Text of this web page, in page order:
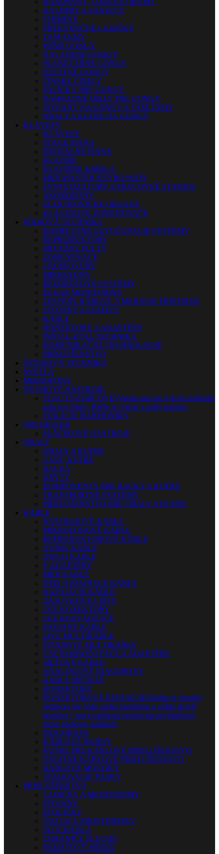
HANDPANY, TONGUE DRUMY
KALIMBY A SANSULY
CHIMESY
FREKVENČNÉ LADIČKY
TAM-TAMY
WIND GONGY
NALADENÉ GONGY
PLANETÁRNE GONGY
OSTATNÉ GONGY
ČÍNSKE ČINELY
PALIČKY PRE GONGY
NÁHRADNÉ DIELY PRE GONGY
STOJANY NA GONGY A TAM-TAMY
OBALY A KUFRE NA GONGY
KLÁVESY
KLÁVESY
STAGE PIÁNA
DIGITÁLNE PIÁNA
KLAVÍRE
KLAVÍRNE KRÍDLA
MIDI MASTER KEYBOARDY
SYNTETIZÁTORY A PRACOVNÉ STANICE
AKORDEÓNY
ELEKTRONICKÉ ORGANY
KLÁVESOVÉ ZOSILŇOVAČE
PÓDIOVÁ TECHNIKA
KOMPLETNÉ OZVUČOVACIE SYSTÉMY
REPRODUKTORY
MIXÁŽNE PULTY
ZOSILŇOVAČE
CROSSOVERY
MIKROFÓNY
BEZDRÔTOVÉ SYSTÉMY
IN-EAR MONITORING
TESTERY KÁBLOV A MERACIE PRÍSTROJE
STOJANY A STATÍVY
KÁBLE
KONEKTORY A ADAPTÉRY
INŠTALAČNÁ TECHNIKA
KOMUNIKAČNÉ TECHNOLÓGIE
PRÍSLUŠENSTVO
ŠTÚDIOVÁ TECHNIKA
SVETLÁ
MIKROFÓNY
DYCHOVÉ NÁSTROJE
FLAUTY-ZOBCOVÉVybrali sme pre Vás tie najlepšie
zobcové flauty. Ráčte si vybrať z našej ponuky.
FÚKACIE HARMONIKY
ORCHESTER
SLÁČIKOVÉ NÁSTROJE
OBALY
OBALY A KUFRE
CASE, KUFRE
RACKY
KRYTY
KOMPONENTY PRE RACKY A KUFRE
TRANSPORTNÉ SYSTÉMY
PRÍSLUŠENSTVO PRE OBALY A KUFRE
KÁBLE
NÁSTROJOVÉ KÁBLE
MIKROFÓNOVÉ KÁBLE
REPRODUKTOROVÉ KÁBLE
AUDIO KÁBLE
PATCH KÁBLE
Y ADAPTÉRY
MIDI KÁBLE
DMX A RIADIACE KÁBLE
NAPÁJACIE KÁBLE
ZÁSUVKOVÉ LIŠTY
CEE KONEKTORY
CEE ROZVÁDZAČE
OSTATNÉ KÁBLE
LIVE MULTIKÁBLE
ŠTÚDIOVÉ MULTIKÁBLE
CAT ROZBOČOVAČE A ADAPTÉRY
SIEŤOVÉ KÁBLE
ANALÓGOVÉ STAGEBOXY
KÁBLE METRÁŽ
KONEKTORY
KONEKTOROVÉ REDUKCIENájdite si vhodnú
redukciu pre Vaše audio zariadenie a zažite skvelý
komfort + nové možnosti prepojenia pri štúdiovej,
alebo pódiovej aplikácii.
PATCHBAYE
KÁBLOVÉ BUBNY
KUFRE PRE KÁBLOVÉ PRÍSLUŠENSTVO
OSTATNÉ KÁBLOVÉ PRÍSLUŠENSTVO
KÁBLOVÉ MOSTÍKY
SŤAHOVACIE PÁSKY
PRÍSLUŠENSTVO
LADIČKY A METRONÓMY
STOJANY
STOLIČKY
ČISTIACE PROSTRIEDKY
SLÚCHADLÁ
CHRÁNIČE SLUCHU
PAMÄŤOVÉ MÉDIÁ